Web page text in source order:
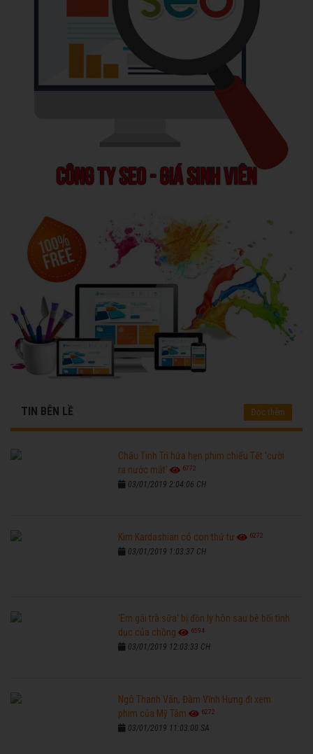
TIN BÊN LỀ Đọc thêm
Châu Tinh Trì hứa hẹn phim chiếu Tết 'cười
ra nước mắt'
6772
03/01/2019 2:04:06 CH
Kim Kardashian có con thứ tư 6272
03/01/2019 1:03:37 CH
'Em gái trà sữa' bị đồn ly hôn sau bê bối tình
dục của chồng
6594
03/01/2019 12:03:33 CH
Ngô Thanh Vân, Đàm Vĩnh Hưng đi xem
phim của Mỹ Tâm
6272
03/01/2019 11:03:00 SA